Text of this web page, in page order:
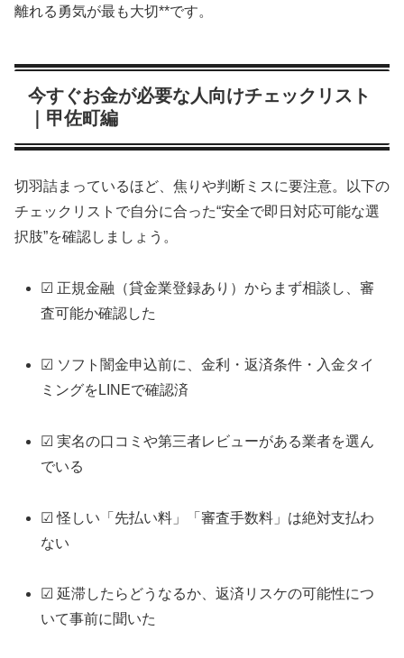
離れる勇気が最も大切**です。
今すぐお金が必要な人向けチェックリスト
｜甲佐町編
切羽詰まっているほど、焦りや判断ミスに要注意。以下の
チェックリストで自分に合った“安全で即日対応可能な選
択肢”を確認しましょう。
☑ 正規金融（貸金業登録あり）からまず相談し、審
査可能か確認した
☑ ソフト闇金申込前に、金利・返済条件・入金タイ
ミングをLINEで確認済
☑ 実名の口コミや第三者レビューがある業者を選ん
でいる
☑ 怪しい「先払い料」「審査手数料」は絶対支払わ
ない
☑ 延滞したらどうなるか、返済リスケの可能性につ
いて事前に聞いた